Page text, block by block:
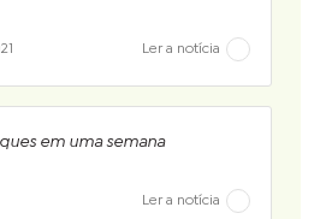
Ler a notícia
em uma semana
Ler a notícia